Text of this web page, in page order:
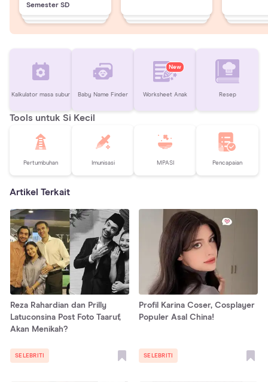
Semester SD
Kalkulator masa subur Baby Name Finder
New
Worksheet Anak Resep
Tools untuk Si Kecil
Pertumbuhan Imunisasi MPASI Pencapaian
Artikel Terkait
Reza Rahardian dan Prilly
Latuconsina Post Foto Taaruf,
Akan Menikah?
SELEBRITI
Profil Karina Coser, Cosplayer
Populer Asal China!
SELEBRITI